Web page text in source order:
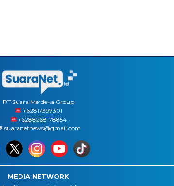
PT Suara Merdeka Group
‪+62817397301
+6288268178854
suaranetnews@gmail.com
MEDIA NETWORK